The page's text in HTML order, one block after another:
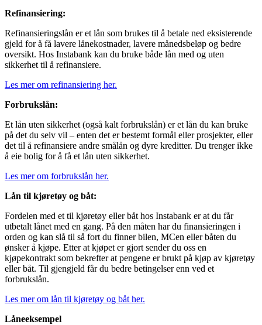
Refinansiering:
Refinansieringslån er et lån som brukes til å betale ned eksisterende
gjeld for å få lavere lånekostnader, lavere månedsbeløp og bedre
oversikt. Hos Instabank kan du bruke både lån med og uten
sikkerhet til å refinansiere.
Les mer om refinansiering her.
Forbrukslån:
Et lån uten sikkerhet (også kalt forbrukslån) er et lån du kan bruke
på det du selv vil – enten det er bestemt formål eller prosjekter, eller
det til å refinansiere andre smålån og dyre kreditter. Du trenger ikke
å eie bolig for å få et lån uten sikkerhet.
Les mer om forbrukslån her.
Lån til kjøretøy og båt:
Fordelen med et til kjøretøy eller båt hos Instabank er at du får
utbetalt lånet med en gang. På den måten har du finansieringen i
orden og kan slå til så fort du finner bilen, MCen eller båten du
ønsker å kjøpe. Etter at kjøpet er gjort sender du oss en
kjøpekontrakt som bekrefter at pengene er brukt på kjøp av kjøretøy
eller båt. Til gjengjeld får du bedre betingelser enn ved et
forbrukslån.
Les mer om lån til kjøretøy og båt her.
Låneeksempel